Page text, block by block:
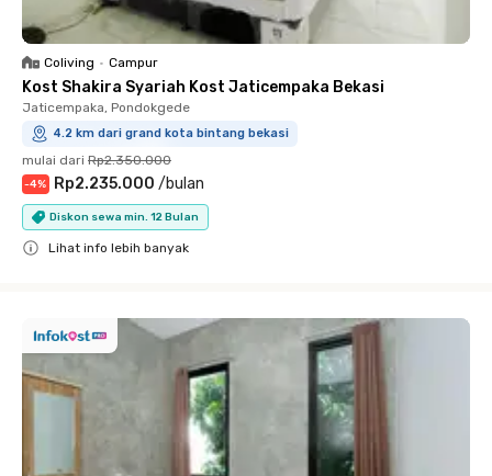
Coliving • Campur
Kost Shakira Syariah Kost Jaticempaka Bekasi
Jaticempaka, Pondokgede
4.2 km dari grand kota bintang bekasi
mulai dari Rp2.350.000
-4% Rp2.235.000 /bulan
Diskon sewa min. 12 Bulan
Lihat info lebih banyak